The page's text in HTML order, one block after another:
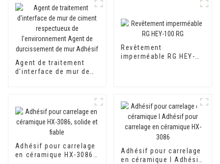
Agent de traitement
d'interface de mur de
de durcissement de mur
Adhésif
Revêtement
imperméable RG HEY-
Adhésif pour carrelage
en céramique HX-3086,
Adhésif pour carrelage
en céramique I Adhésif